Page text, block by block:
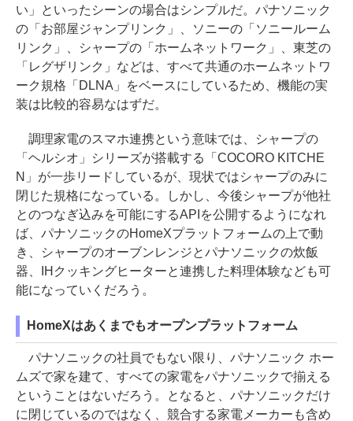
い」といったシーンの場合はシンプルだ。パナソニック
の「お部屋ジャンプリンク」、ソニーの「ソニールーム
リンク」、シャープの「ホームネットワーク」、東芝の
「レグザリンク」などは、すべて共通のホームネットワ
ーク規格「DLNA」をベースにしているため、機能の実
装は比較的容易なはずだ。
調理家電のスマホ連携という意味では、シャープの
「ヘルシオ」シリーズが搭載する「COCORO KITCHE
N」が一歩リードしているが、現状ではシャープのみに
閉じた規格になっている。しかし、今後シャープが他社
とのつなぎ込みを可能にするAPIを公開するようになれ
ば、パナソニックのHomeXプラットフォームの上で動
き、シャープのオーブンレンジとパナソニックの炊飯
器、IHクッキングヒーターと連携した料理体験なども可
能になっていくだろう。
HomeXはあくまでもオープンプラットフォーム
パナソニックの社員でもない限り、パナソニック ホー
ムズで家を建て、すべての家電をパナソニックで揃える
ということはないだろう。となると、パナソニックだけ
に閉じているのではなく、競合する家電メーカーも含め